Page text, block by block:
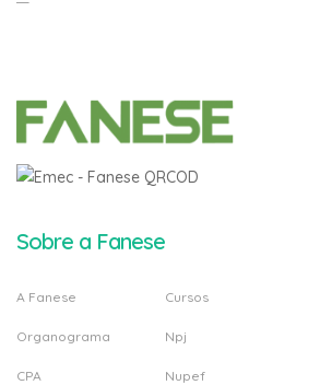
Sobre a Fanese
A Fanese
Organograma
CPA
Cursos
Npj
Nupef